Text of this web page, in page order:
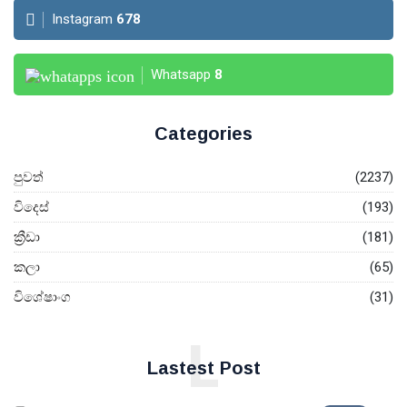
Instagram 678
Whatsapp 8
Categories
පුවත්
(2237)
විදෙස්
(193)
ක්‍රීඩා
(181)
කලා
(65)
විශේෂාංග
(31)
Lastest Post
L